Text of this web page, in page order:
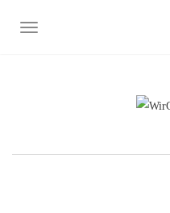
NAVIGATION UMSCHALTEN